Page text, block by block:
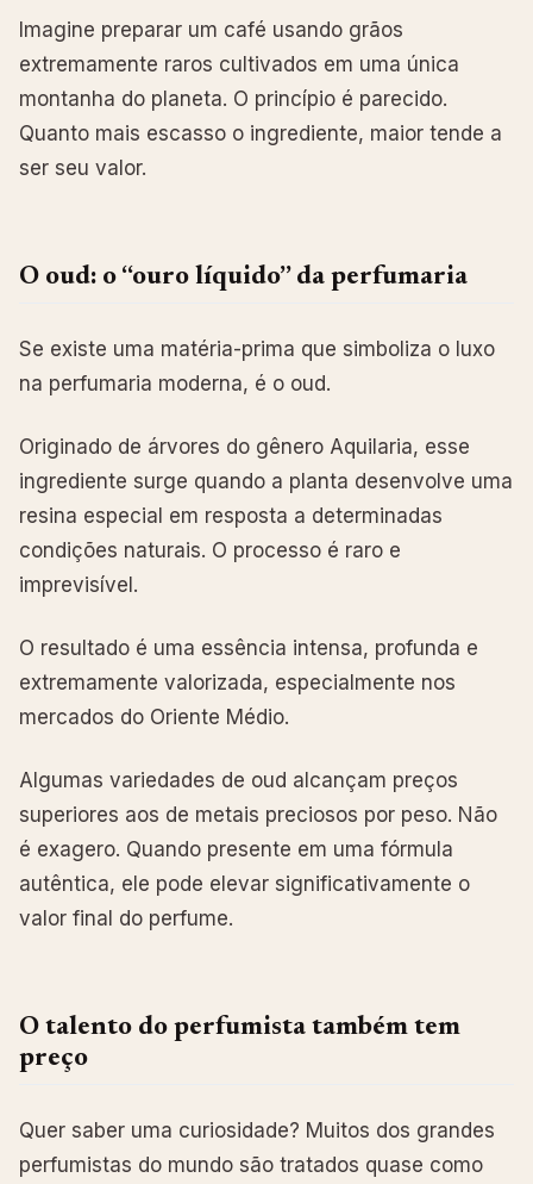
Imagine preparar um café usando grãos
extremamente raros cultivados em uma única
montanha do planeta. O princípio é parecido.
Quanto mais escasso o ingrediente, maior tende a
ser seu valor.
O oud: o “ouro líquido” da perfumaria
Se existe uma matéria-prima que simboliza o luxo
na perfumaria moderna, é o oud.
Originado de árvores do gênero Aquilaria, esse
ingrediente surge quando a planta desenvolve uma
resina especial em resposta a determinadas
condições naturais. O processo é raro e
imprevisível.
O resultado é uma essência intensa, profunda e
extremamente valorizada, especialmente nos
mercados do Oriente Médio.
Algumas variedades de oud alcançam preços
superiores aos de metais preciosos por peso. Não
é exagero. Quando presente em uma fórmula
autêntica, ele pode elevar significativamente o
valor final do perfume.
O talento do perfumista também tem
preço
Quer saber uma curiosidade? Muitos dos grandes
perfumistas do mundo são tratados quase como